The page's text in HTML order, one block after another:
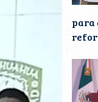
para